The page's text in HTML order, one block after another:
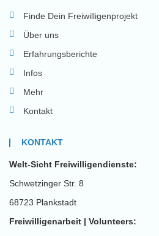
Finde Dein Freiwilligenprojekt
Über uns
Erfahrungsberichte
Infos
Mehr
Kontakt
KONTAKT
Welt-Sicht Freiwilligendienste:
Schwetzinger Str. 8
68723 Plankstadt
Freiwilligenarbeit | Volunteers: